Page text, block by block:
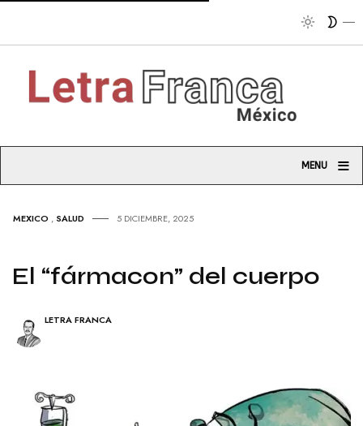
MENU ≡
MEXICO , SALUD 5 DICIEMBRE, 2025
El “fármacon” del cuerpo
LETRA FRANCA